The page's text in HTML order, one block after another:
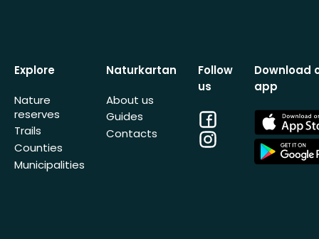
Explore
Nature
reserves
Trails
Counties
Municipalities
Naturkartan
About us
Guides
Contacts
Follow
us
Facebook
Instagram
Download
app
App
Store
App
Store